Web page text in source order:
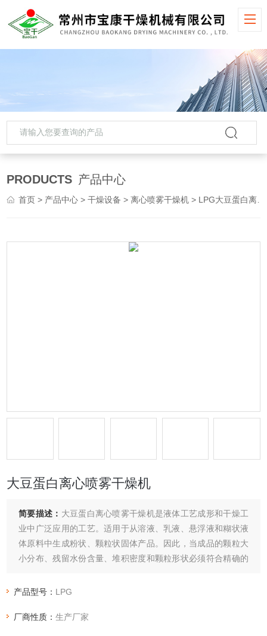
PRODUCTS 产品中心
首页 > 产品中心 >干燥设备 >离心喷雾干燥机 > LPG大豆蛋白离心喷雾干燥机
大豆蛋白离心喷雾干燥机
简要描述： 大豆蛋白离心喷雾干燥机是液体工艺成形和干燥工
业中广泛应用的工艺。适用于从溶液、乳液、悬浮液和糊状液
体原料中生成粉状、颗粒状固体产品。因此，当成品的颗粒大
小分布、残留水份含量、堆积密度和颗粒形状必须符合精确的
产品型号： LPG
厂商性质：生产厂家